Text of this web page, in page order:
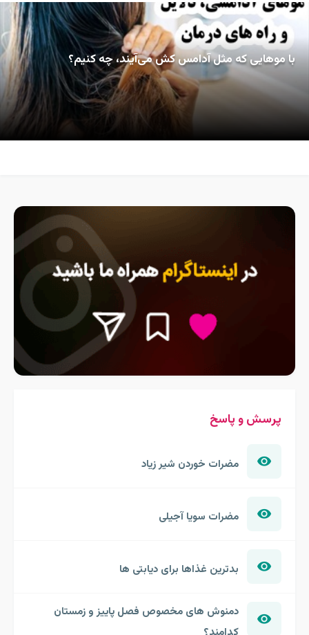
با موهایی که مثل آدامس کش می‌آیند، چه کنیم؟
پرسش و پاسخ
مضرات خوردن شیر زیاد
مضرات سویا آجیلی
بدترین غذاها برای دیابتی ها
دمنوش های مخصوص فصل پاییز و زمستان